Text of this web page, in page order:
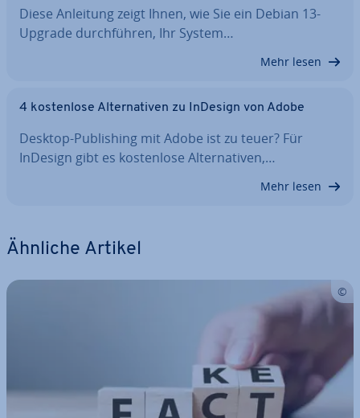
Diese Anleitung zeigt Ihnen, wie Sie ein Debian 13-
Upgrade durch­füh­ren, Ihr System…
Mehr lesen
4 kos­ten­lo­se Al­ter­na­ti­ven zu InDesign von Adobe
Desktop-Pu­bli­shing mit Adobe ist zu teuer? Für
InDesign gibt es kos­ten­lo­se Al­ter­na­ti­ven,…
Mehr lesen
Ähnliche Artikel